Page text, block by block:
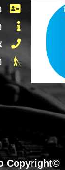
©Copyright כל הזכויות שמורות לארגון עולמי של יהודי בוקובינה